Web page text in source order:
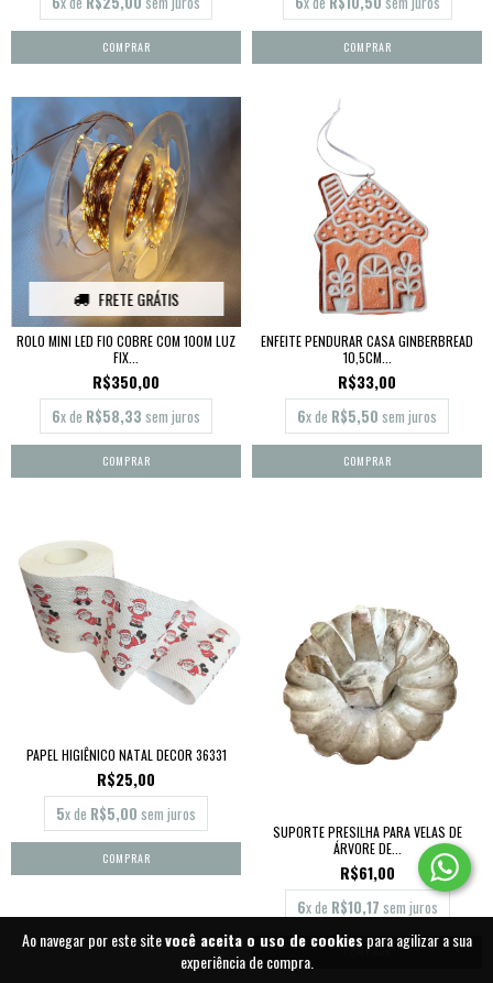
Ao navegar por este sitevocê aceita o uso de cookies para agilizar a sua
experiência de compra.
FRETE GRÁTIS
ROLO MINI LED FIO COBRE COM 100M LUZ
FIX...
R$350,00
6x de R$58,33 sem juros
ENFEITE PENDURAR CASA GINBERBREAD
10,5CM...
R$33,00
6x de R$5,50 sem juros
PAPEL HIGIÊNICO NATAL DECOR 36331
R$25,00
5x de R$5,00 sem juros
SUPORTE PRESILHA PARA VELAS DE
ÁRVORE DE...
R$61,00
6x de R$10,17 sem juros